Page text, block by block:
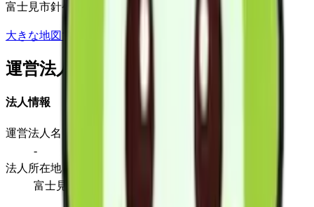
富士見市針ケ谷1-9-6
大きな地図で見る
運営法人
法人情報
運営法人名
-
法人所在地
富士見市針ケ谷1-9-6